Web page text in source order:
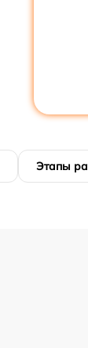
Этапы